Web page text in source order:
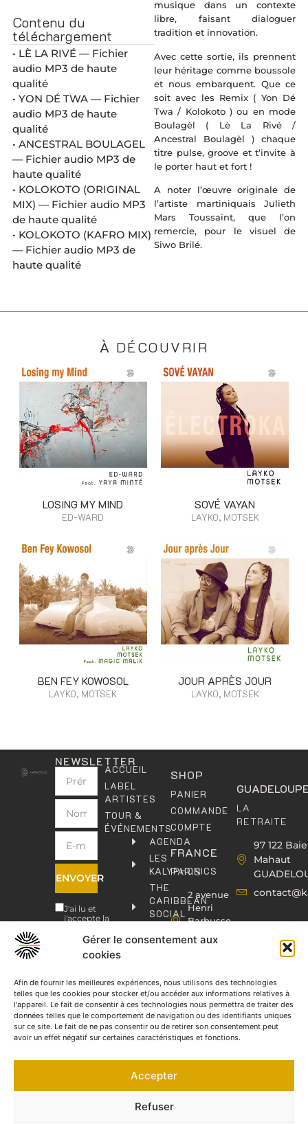
Gérer le consentement aux
cookies
Afin de fournir les meilleures expériences, nous utilisons des technologies
telles que les cookies pour stocker et/ou accéder aux informations relatives à
l'appareil. Le fait de consentir à ces technologies nous permettra de traiter des
données telles que le comportement de navigation ou des identifiants uniques
sur ce site. Le fait de ne pas consentir ou de retirer son consentement peut
avoir un effet négatif sur certaines caractéristiques et fonctions.
Accepter
Refuser
Contenu du
téléchargement
• LÈ LA RIVÉ — Fichier
audio MP3 de haute
qualité
• YON DÉ TWA — Fichier
audio MP3 de haute
qualité
• ANCESTRAL BOULAGEL
— Fichier audio MP3 de
haute qualité
• KOLOKOTO (ORIGINAL
MIX) — Fichier audio MP3
de haute qualité
• KOLOKOTO (KAFRO MIX)
— Fichier audio MP3 de
haute qualité
musique dans un contexte
libre, faisant dialoguer
tradition et innovation.
Avec cette sortie, ils prennent
leur héritage comme boussole
et nous embarquent. Que ce
soit avec les Remix ( Yon Dé
Twa / Kolokoto ) ou en mode
Boulagèl ( Lè La Rivé /
Ancestral Boulagèl ) chaque
titre pulse, groove et t’invite à
le porter haut et fort !
A noter l’œuvre originale de
l’artiste martiniquais Julieth
Mars Toussaint, que l’on
remercie, pour le visuel de
Siwo Brilé.
À DÉCOUVRIR
LOSING MY MIND
ED-WARD
SOVÉ VAYAN
LAYKO, MOTSEK
BEN FEY KOWOSOL
LAYKO, MOTSEK
JOUR APRÈS JOUR
LAYKO, MOTSEK
NEWSLETTER
ENVOYER
J'ai lu et
j'accepte la
confidentialité
ACCUEIL
LABEL
ARTISTES
TOUR &
ÉVÉNEMENTS
AGENDA
LES
KALYPHONICS
THE
CARIBBEAN
SOCIAL
KAFOLAB
ÉDITION
CONTACT
FRANCE
PARIS
2 avenue
Henri
Barbusse,
93000
BOBIGNY
06
76
46
08
60
77
03
SHOP
PANIER
COMMANDE
COMPTE
LA
RETRAITE
97 122 Baie
Mahaut